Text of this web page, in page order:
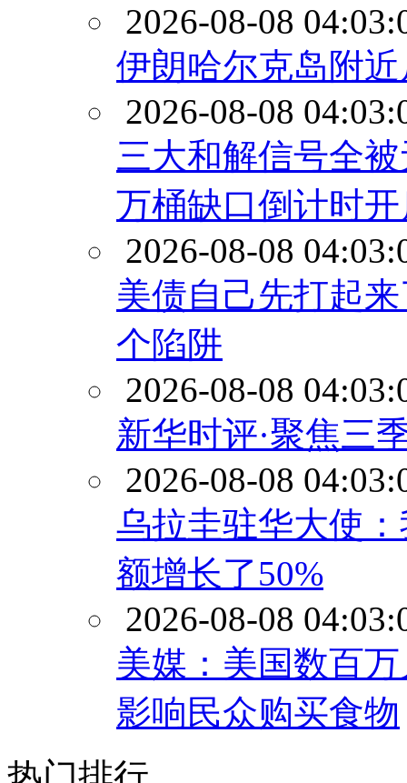
2026-08-08
伊朗哈尔克岛附
2026-08-08
三大和解信号全
万桶缺口倒计时
2026-08-08
美债自己先打起
个陷阱
2026-08-08
新华时评·聚焦三
2026-08-08
乌拉圭驻华大使
额增长了50%
2026-08-08
美媒：美国数百
影响民众购买食物